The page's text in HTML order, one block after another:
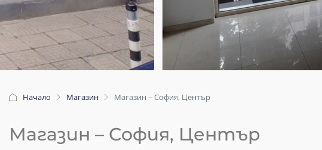
Начало Магазин Магазин – София, Център
Магазин – София, Център